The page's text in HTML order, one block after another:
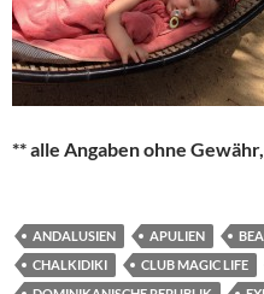
** alle Angaben ohne
ANDALUSIEN APULIEN
CHALKIDIKI
CLUB MAGIC LIFE